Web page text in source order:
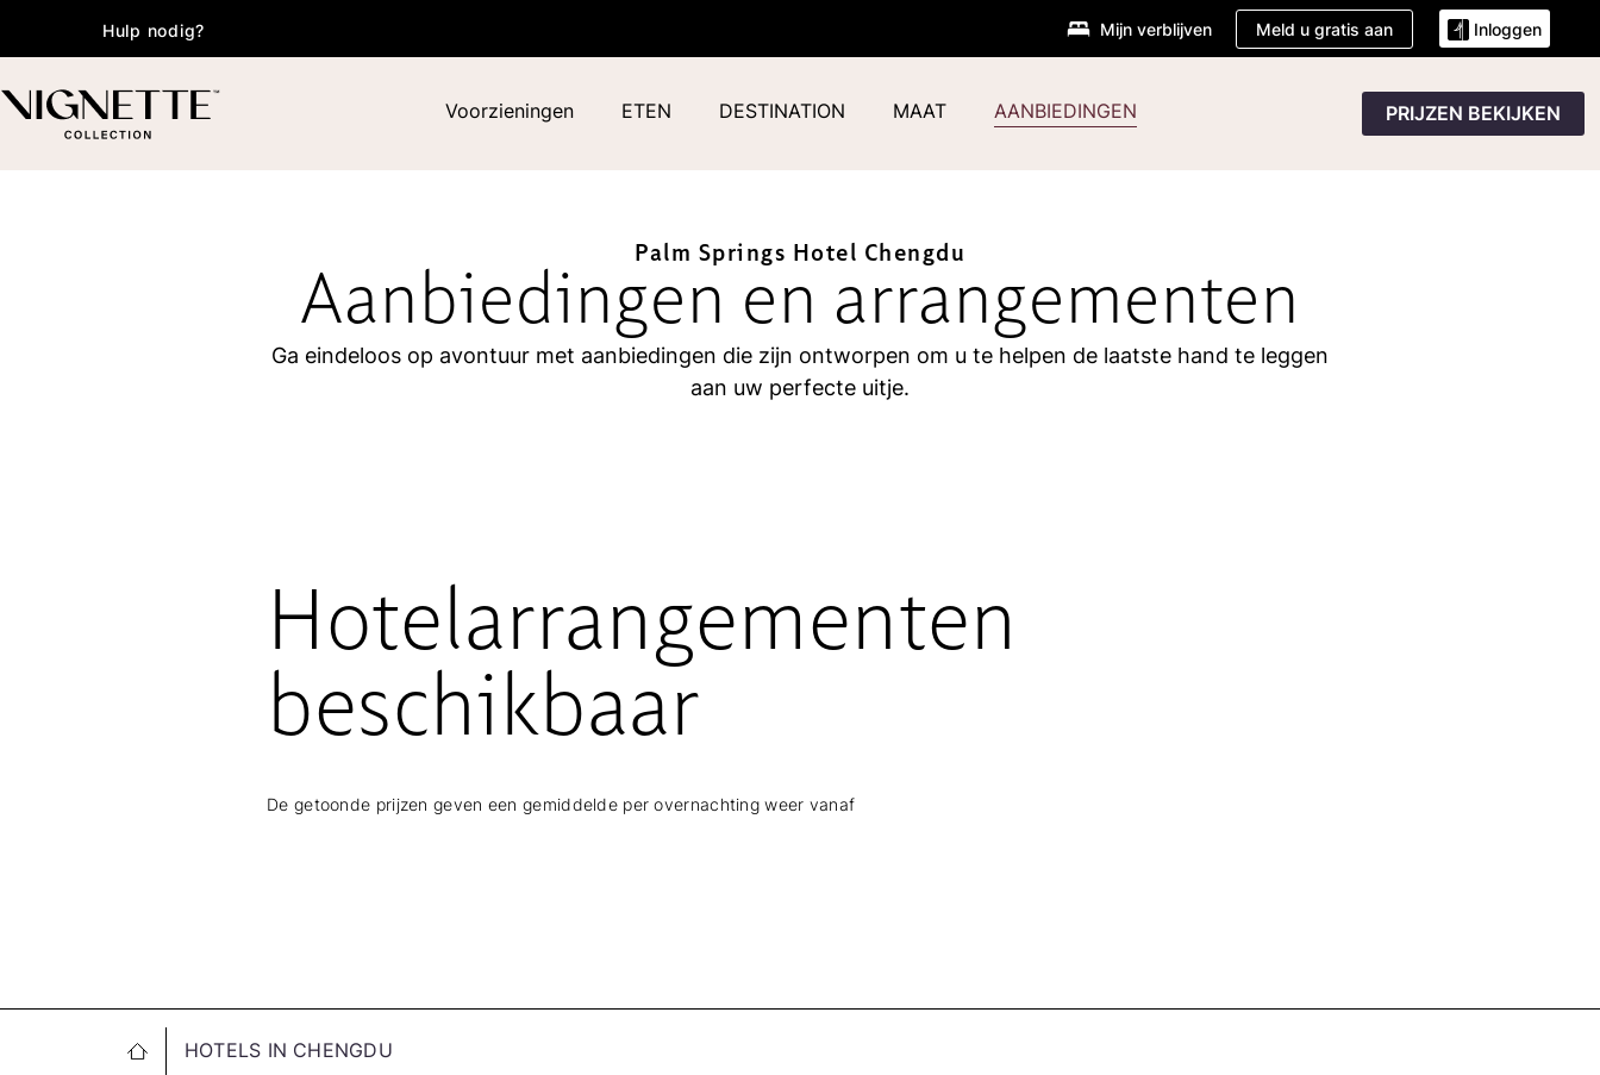
Hulp nodig? Mijn verblijven Meld u gratis aan Inloggen
Voorzieningen ETEN DESTINATION MAAT AANBIEDINGEN PRIJZEN BEKIJKEN
Palm Springs Hotel Chengdu
Aanbiedingen en arrangementen
Ga eindeloos op avontuur met aanbiedingen die zijn ontworpen om u te helpen de laatste hand te leggen
aan uw perfecte uitje.
Hotelarrangementen
beschikbaar
De getoonde prijzen geven een gemiddelde per overnachting weer vanaf
HOTELS IN CHENGDU